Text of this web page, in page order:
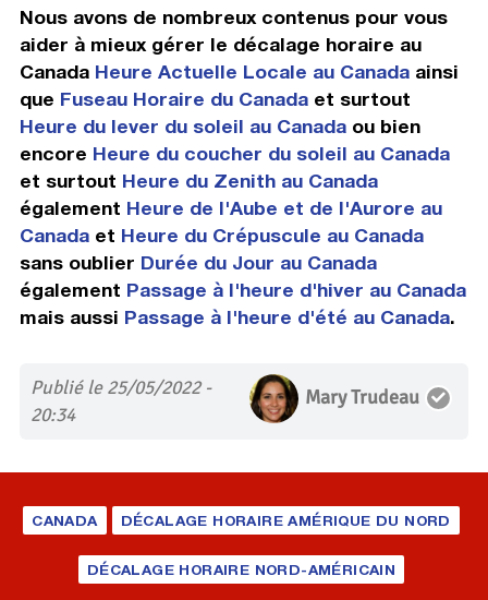
Nous avons de nombreux contenus pour vous
aider à mieux gérer le décalage horaire au
Canada Heure Actuelle Locale au Canadaainsi
que Fuseau Horaire du Canadaet surtout
Heure du lever du soleil au Canadaou bien
encore Heure du coucher du soleil au Canada
et surtout Heure du Zenith au Canada
également Heure de l'Aube et de l'Aurore au
Canadaet Heure du Crépuscule au Canada
sans oublier Durée du Jour au Canada
également Passage à l'heure d'hiver au Canada
mais aussi Passage à l'heure d'été au Canada.
Publié le 25/05/2022 -
20:34
Mary Trudeau
CANADA DÉCALAGE HORAIRE AMÉRIQUE DU NORD
DÉCALAGE HORAIRE NORD-AMÉRICAIN